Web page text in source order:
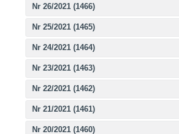
Nr 26/2021 (1466)
Nr 25/2021 (1465)
Nr 24/2021 (1464)
Nr 23/2021 (1463)
Nr 22/2021 (1462)
Nr 21/2021 (1461)
Nr 20/2021 (1460)